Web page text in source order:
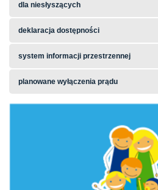
dla niesłyszących
deklaracja dostępności
system informacji przestrzennej
planowane wyłączenia prądu